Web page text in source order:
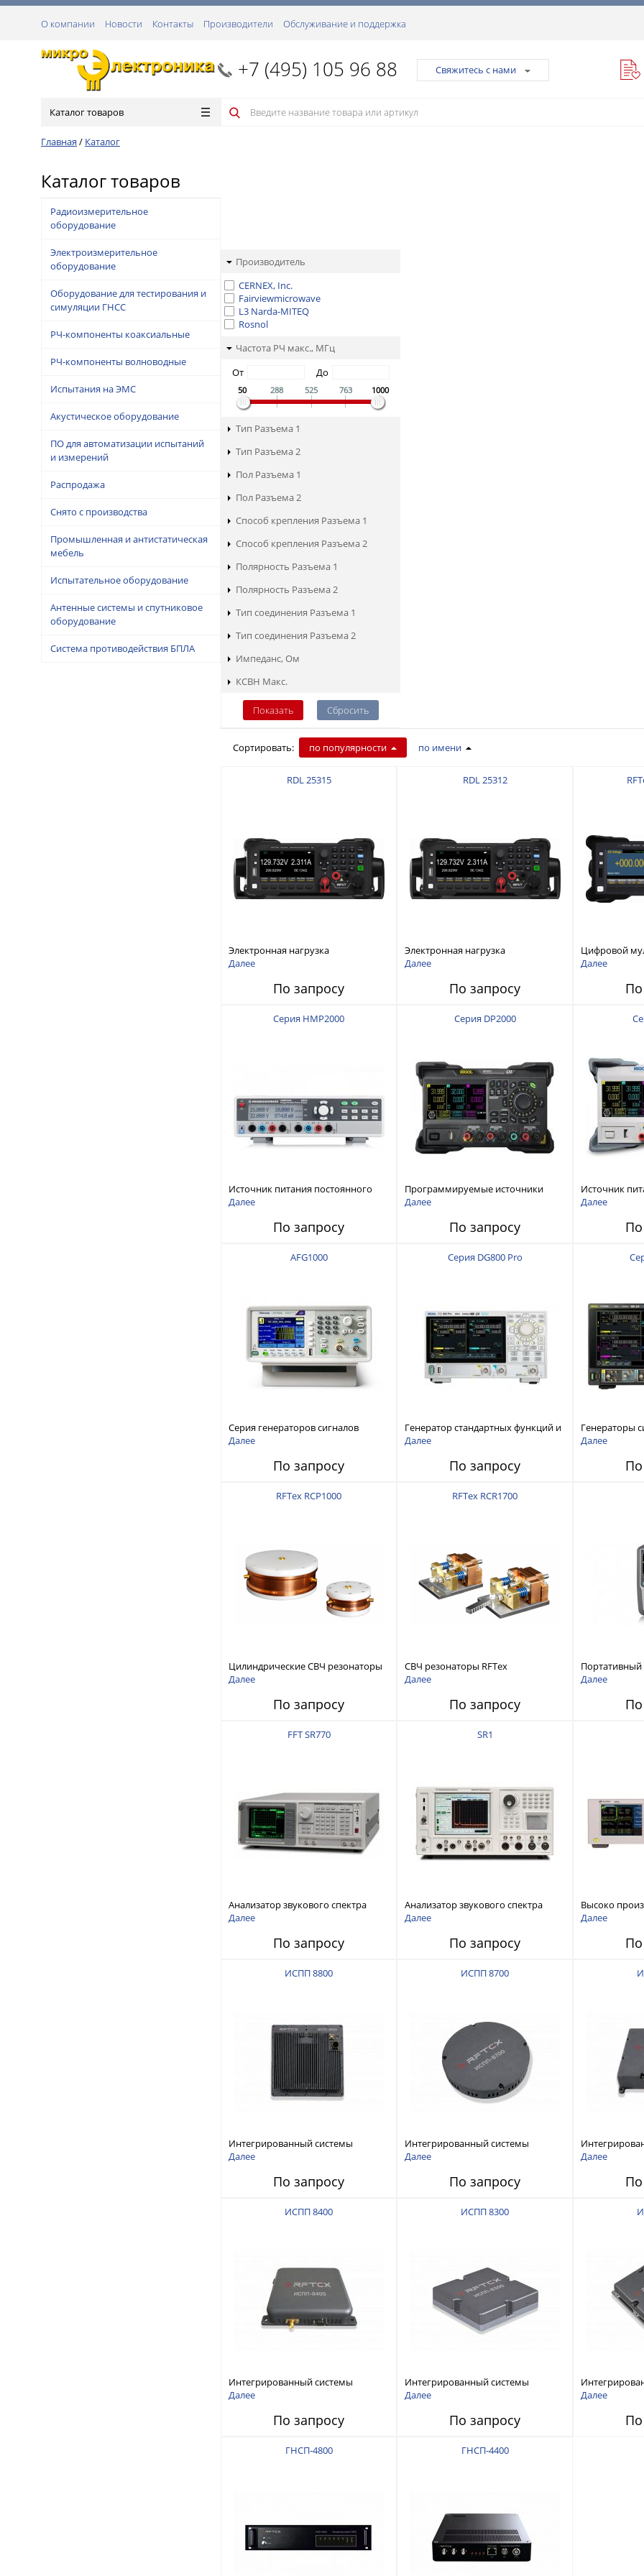
О компании Новости Контакты Производители Обслуживание и поддержка
+7 (495) 105 96 88 Свяжитесь с нами
Каталог товаров
Главная / Каталог
Каталог товаров
Радиоизмерительное
оборудование
Электроизмерительное
оборудование
Оборудование для тестирования и
симуляции ГНСС
РЧ-компоненты коаксиальные
РЧ-компоненты волноводные
Испытания на ЭМС
Акустическое оборудование
ПО для автоматизации испытаний
и измерений
Распродажа
Снято с производства
Промышленная и антистатическая
мебель
Испытательное оборудование
Антенные системы и спутниковое
оборудование
Система противодействия БПЛА
Производитель
CERNEX, Inc.
Fairviewmicrowave
L3 Narda-MITEQ
Rosnol
Частота РЧ макс., МГц
От
До
50 288 525 763 1000
Тип Разъема 1
Тип Разъема 2
Пол Разъема 1
Пол Разъема 2
Способ крепления Разъема 1
Способ крепления Разъема 2
Полярность Разъема 1
Полярность Разъема 2
Тип соединения Разъема 1
Тип соединения Разъема 2
Импеданс, Ом
КСВН Макс.
Сортировать: по популярности по имени
RDL 25315
Электронная нагрузка
постоянного тока, одноканальная,
Далее
По запросу
RDL 25312
Электронная нагрузка
постоянного тока, одноканальная,
Далее
По запросу
Цифровой
разрядностью
Далее
По
Серия HMP2000
Источник питания постоянного
тока
Далее
По запросу
Серия DP2000
Программируемые источники
питания постоянного тока с
Далее
По запросу
Источник
тока с
Далее
По
AFG1000
Серия генераторов сигналов
произвольной формы и
Далее
По запросу
Серия DG800 Pro
Генератор стандартных функций и
сигналов произвольной формы
Далее
По запросу
Генераторы
Далее
По
RFTex RCP1000
Цилиндрические СВЧ резонаторы
RFTex RCP1000
Далее
По запросу
RFTex RCR1700
СВЧ резонаторы RFTex
RCR1700 для тонких листов
Далее
По запросу
анализатор
до 26,5 ГГц
Далее
По
FFT SR770
Анализатор звукового спектра
Stanford Research Systems FFT
Далее
По запросу
SR1
Анализатор звукового спектра
Stanford Research Systems SR1
Далее
По запросу
Высоко
Далее
По
ИСПП 8800
Интегрированный системы
защиты от ГНСС-помех RFТех
Далее
По запросу
ИСПП 8700
Интегрированный системы
защиты от ГНСС-помех RFТех
Далее
По запросу
защиты от
Далее
По
ИСПП 8400
Интегрированный системы
защиты от ГНСС-помех RFТех
Далее
По запросу
ИСПП 8300
Интегрированный системы
защиты от ГНСС-помех RFТех
Далее
По запросу
защиты от
Далее
По
ГНСП-4800 ГНСП-4400